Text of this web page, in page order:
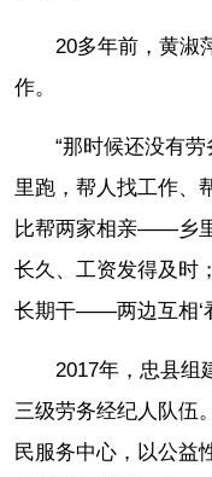
20多年前，黄淑
作。
“那时候还没有
里跑，帮人找工作、
比帮两家相亲——乡
长久、工资发得及时
长期干——两边互相‘
2017年，忠县
三级劳务经纪人队伍
民服务中心，以公益